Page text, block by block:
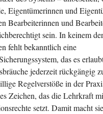
Eigentümerinnen und
Bearbeiterinnen und
sein. In keinem der
fehlt bekanntlich eine
das es
jederzeit rückgängig
Regelverstöße in der
Zeichen, das die Lehrkraft
setzt. Damit macht